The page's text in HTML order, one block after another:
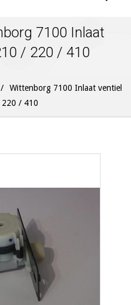
7100 Inlaat
/ 220 / 410
/
Wittenborg 7100 Inlaat ventiel
220 / 410